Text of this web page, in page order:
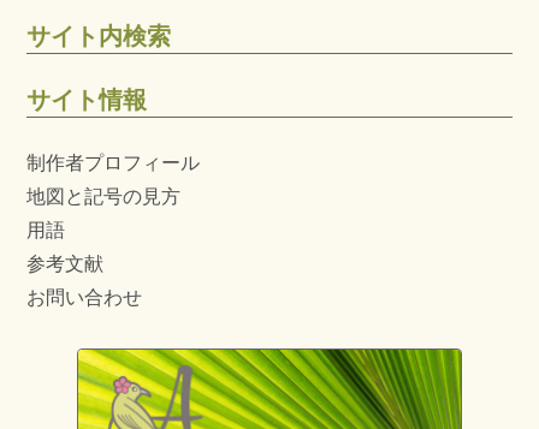
サイト内検索
サイト情報
制作者プロフィール
地図と記号の見方
用語
参考文献
お問い合わせ